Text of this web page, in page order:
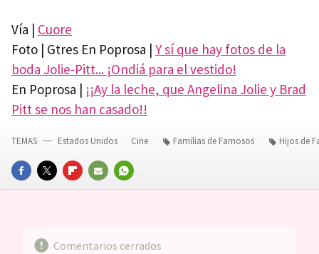
Vía | Cuore
Foto | Gtres En Poprosa | Y sí que hay fotos de la
boda Jolie-Pitt... ¡Ondiá para el vestido!
En Poprosa | ¡¡Ay la leche, que Angelina Jolie y Brad
Pitt se nos han casado!!
FACEBOOKTWITTERFLIPBOARD
E-
WHATSAPP
TEMAS Estados Unidos Cine Familias de Famosos Hijos de
Comentarios cerrados